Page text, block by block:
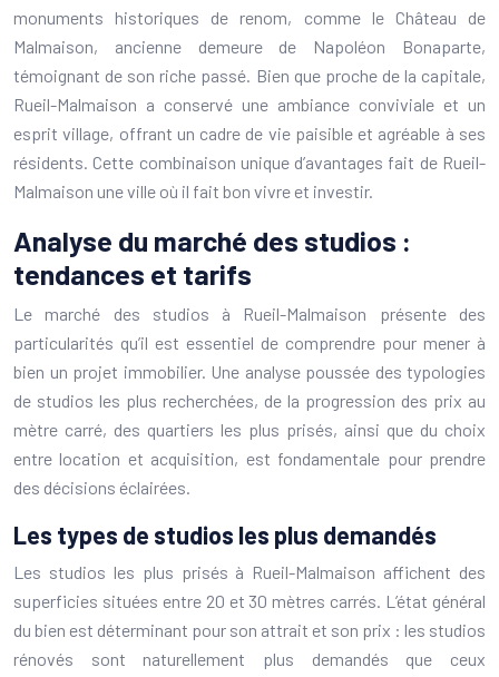
monuments historiques de renom, comme le Château de
Malmaison, ancienne demeure de Napoléon Bonaparte,
témoignant de son riche passé. Bien que proche de la capitale,
Rueil-Malmaison a conservé une ambiance conviviale et un
esprit village, offrant un cadre de vie paisible et agréable à ses
résidents. Cette combinaison unique d’avantages fait de Rueil-
Malmaison une ville où il fait bon vivre et investir.
Analyse du marché des studios :
tendances et tarifs
Le marché des studios à Rueil-Malmaison présente des
particularités qu’il est essentiel de comprendre pour mener à
bien un projet immobilier. Une analyse poussée des typologies
de studios les plus recherchées, de la progression des prix au
mètre carré, des quartiers les plus prisés, ainsi que du choix
entre location et acquisition, est fondamentale pour prendre
des décisions éclairées.
Les types de studios les plus demandés
Les studios les plus prisés à Rueil-Malmaison affichent des
superficies situées entre 20 et 30 mètres carrés. L’état général
du bien est déterminant pour son attrait et son prix : les studios
rénovés sont naturellement plus demandés que ceux